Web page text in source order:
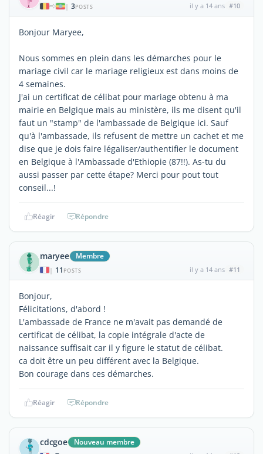
| 3POSTS il y a 14 ans #10
Bonjour Maryee,
Nous sommes en plein dans les démarches pour le
mariage civil car le mariage religieux est dans moins de
4 semaines.
J'ai un certificat de célibat pour mariage obtenu à ma
mairie en Belgique mais au ministère, ils me disent qu'il
faut un "stamp" de l'ambassade de Belgique ici. Sauf
qu'à l'ambassade, ils refusent de mettre un cachet et me
dise que je dois faire légaliser/authentifier le document
en Belgique à l'Ambassade d'Ethiopie (87!!). As-tu du
aussi passer par cette étape? Merci pour pout tout
conseil...!
Réagir Répondre
maryee Membre
| 11 POSTS il y a 14 ans #11
Bonjour,
Félicitations, d'abord !
L'ambassade de France ne m'avait pas demandé de
certificat de célibat, la copie intégrale d'acte de
naissance suffisait car il y figure le statut de célibat.
ca doit être un peu différent avec la Belgique.
Bon courage dans ces démarches.
Réagir Répondre
cdcgoe Nouveau membre